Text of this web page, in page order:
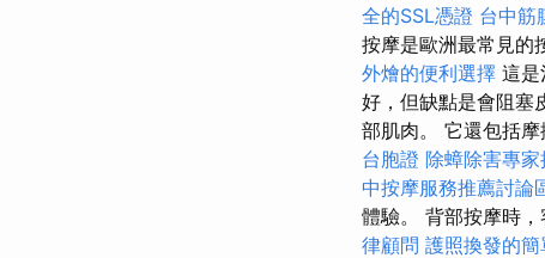
全的SSL憑證 台中筋
按摩是歐洲最常見的
外燴的便利選擇 這是
好，但缺點是會阻塞
部肌肉。 它還包括
台胞證 除蟑除害專家
中按摩服務推薦討論
體驗。 背部按摩時
律顧問 護照換發的簡